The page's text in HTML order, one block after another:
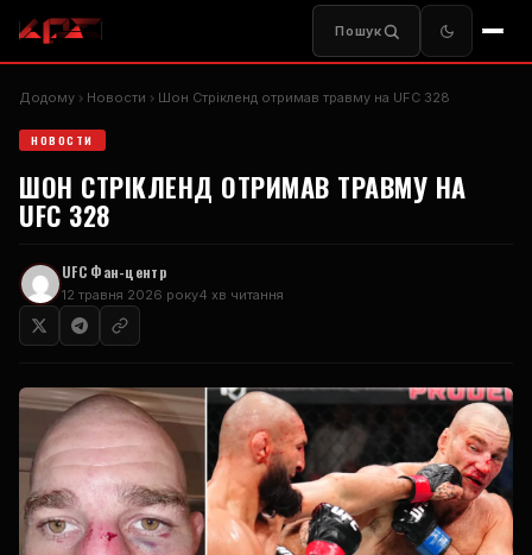
Пошук
Додому Новости Шон Стрікленд отримав травму на UFC 328
НОВОСТИ
ШОН СТРІКЛЕНД ОТРИМАВ ТРАВМУ НА
UFC 328
UFCФан-центр
12 травня 2026 року4 хв читання